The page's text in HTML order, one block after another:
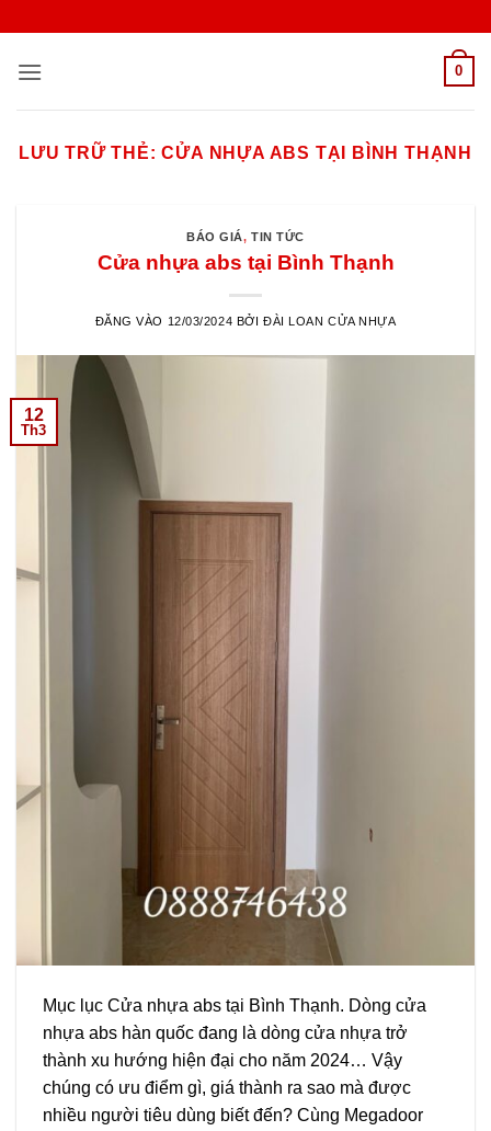
nội
0
LƯU TRỮ THẺ:CỬA NHỰA ABS TẠI BÌNH THẠNH
BÁO GIÁ,TIN TỨC
Cửa nhựa abs tại Bình Thạnh
ĐĂNG VÀO 12/03/2024 BỞI ĐÀI LOAN CỬA NHỰA
12
Th3
Mục lục Cửa nhựa abs tại Bình Thạnh. Dòng cửa
nhựa abs hàn quốc đang là dòng cửa nhựa trở
thành xu hướng hiện đại cho năm 2024… Vậy
chúng có ưu điểm gì, giá thành ra sao mà được
nhiều người tiêu dùng biết đến? Cùng Megadoor